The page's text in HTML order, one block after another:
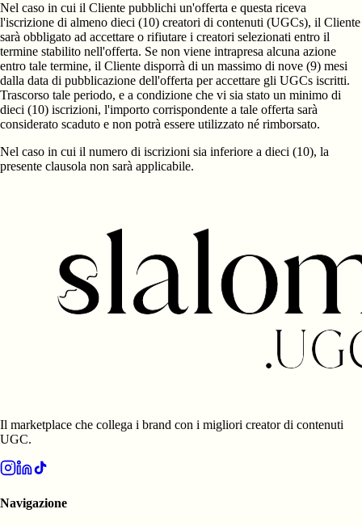
Nel caso in cui il Cliente pubblichi un'offerta e questa riceva
l'iscrizione di almeno dieci (10) creatori di contenuti (UGCs), il Cliente
sarà obbligato ad accettare o rifiutare i creatori selezionati entro il
termine stabilito nell'offerta. Se non viene intrapresa alcuna azione
entro tale termine, il Cliente disporrà di un massimo di nove (9) mesi
dalla data di pubblicazione dell'offerta per accettare gli UGCs iscritti.
Trascorso tale periodo, e a condizione che vi sia stato un minimo di
dieci (10) iscrizioni, l'importo corrispondente a tale offerta sarà
considerato scaduto e non potrà essere utilizzato né rimborsato.
Nel caso in cui il numero di iscrizioni sia inferiore a dieci (10), la
presente clausola non sarà applicabile.
Il marketplace che collega i brand con i migliori creator di contenuti
UGC.
Navigazione